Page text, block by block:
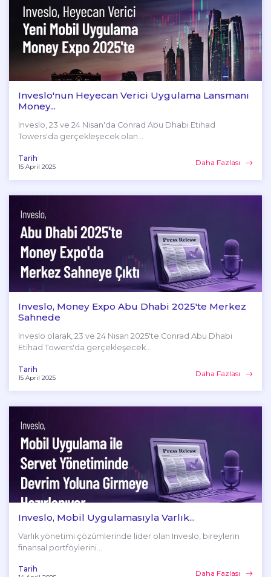
Inveslo'nun Heyecan Verici Uygulama Lansmanı
Money...
Inveslo, 23 ve 24 Nisan'da Conrad Abu Dhabi Etihad
Towers'da gerçekleşecek olan...
Tarih
15 April 2025 Daha Fazlası
Inveslo, Money Expo Abu Dhabi 2025'te Merkez
Sahnede
Inveslo olarak, 23 ve 24 Nisan 2025'te Conrad Abu Dhabi
Etihad Towers'da gerçekleşecek...
Tarih
15 April 2025 Daha Fazlası
Inveslo, Mobil Uygulamasıyla Varlık...
Varlık yönetimi çözümlerinde lider olan Inveslo, bireylerin
finansal portföylerini...
Tarih Daha Fazlası